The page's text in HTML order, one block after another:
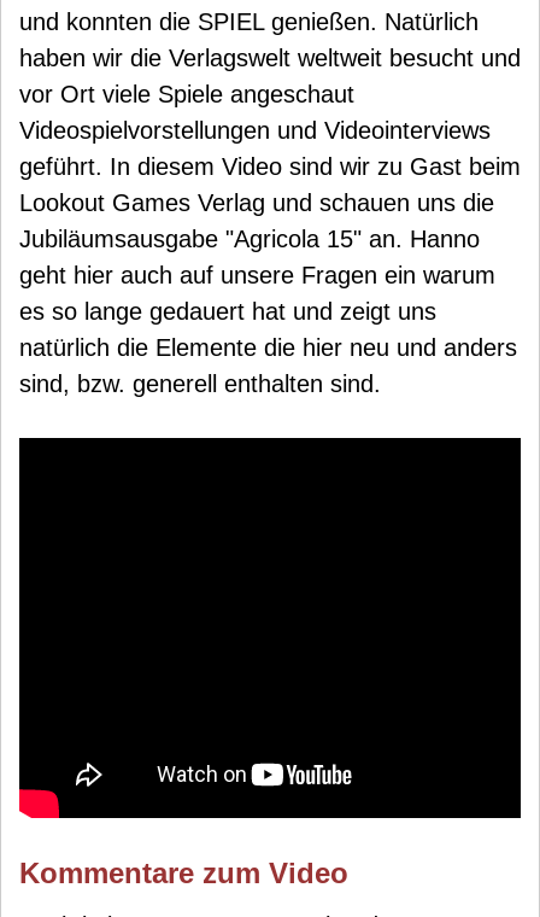
und konnten die SPIEL genießen. Natürlich
haben wir die Verlagswelt weltweit besucht und
vor Ort viele Spiele angeschaut
Videospielvorstellungen und Videointerviews
geführt. In diesem Video sind wir zu Gast beim
Lookout Games Verlag und schauen uns die
Jubiläumsausgabe "Agricola 15" an. Hanno
geht hier auch auf unsere Fragen ein warum
es so lange gedauert hat und zeigt uns
natürlich die Elemente die hier neu und anders
sind, bzw. generell enthalten sind.
Kommentare zum Video